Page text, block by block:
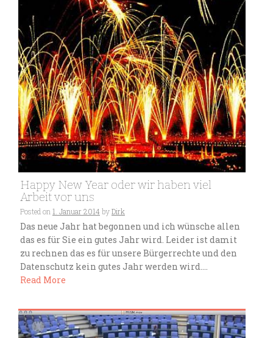
Happy New Year oder wir haben viel
Arbeit vor uns
Posted on 1. Januar 2014 byDirk
Das neue Jahr hat begonnen und ich wünsche allen
das es für Sie ein gutes Jahr wird. Leider ist damit
zu rechnen das es für unsere Bürgerrechte und den
Datenschutz kein gutes Jahr werden wird....
Read More